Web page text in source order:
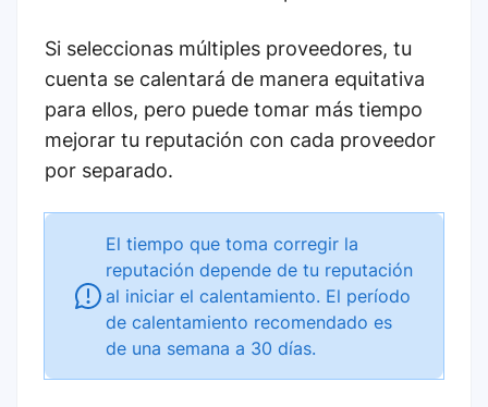
Si seleccionas múltiples proveedores, tu
cuenta se calentará de manera equitativa
para ellos, pero puede tomar más tiempo
mejorar tu reputación con cada proveedor
por separado.
El tiempo que toma corregir la
reputación depende de tu reputación
al iniciar el calentamiento. El período
de calentamiento recomendado es
de una semana a 30 días.